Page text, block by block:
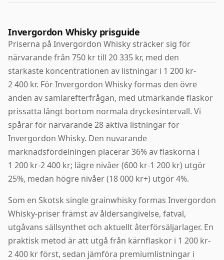
Invergordon Whisky prisguide
Priserna på Invergordon Whisky sträcker sig för
närvarande från 750 kr till 20 335 kr, med den
starkaste koncentrationen av listningar i 1 200 kr-
2 400 kr. För Invergordon Whisky formas den övre
änden av samlarefterfrågan, med utmärkande flaskor
prissatta långt bortom normala dryckesintervall. Vi
spårar för närvarande 28 aktiva listningar för
Invergordon Whisky. Den nuvarande
marknadsfördelningen placerar 36% av flaskorna i
1 200 kr-2 400 kr; lägre nivåer (600 kr-1 200 kr) utgör
25%, medan högre nivåer (18 000 kr+) utgör 4%.
Som en Skotsk single grainwhisky formas Invergordon
Whisky-priser främst av åldersangivelse, fatval,
utgåvans sällsynthet och aktuellt återförsäljarlager. En
praktisk metod är att utgå från kärnflaskor i 1 200 kr-
2 400 kr först, sedan jämföra premiumlistningar i